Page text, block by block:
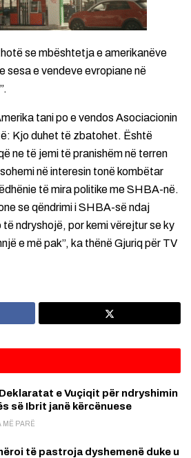
se mbështetja e amerikanëve
sesa e vendeve evropiane në
tani po e vendos Asociacionin
Kjo duhet të zbatohet. Është
ne të jemi të pranishëm në terren
në interesin tonë kombëtar
të mira politike me SHBA-në.
se qëndrimi i SHBA-së ndaj
ndryshojë, por kemi vërejtur se ky
e më pak”, ka thënë Gjuriq për TV
e Vuçiqit për ndryshimin
së Ibrit janë kërcënuese
MË PARË
të pastroja dyshemenë duke u